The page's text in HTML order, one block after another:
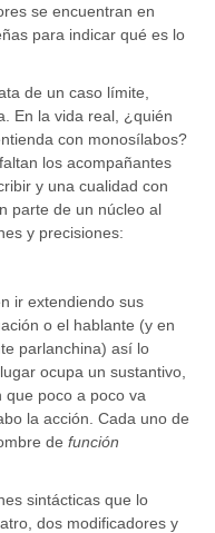
se encuentran en
para indicar qué es lo
de un caso límite,
En la vida real, ¿quién
con monosílabos?
los acompañantes
y una cualidad con
parte de un núcleo al
y precisiones:
ir extendiendo sus
o el hablante (y en
parlanchina) así lo
ocupa un sustantivo,
que poco a poco va
la acción. Cada uno de
defunción
sintácticas que lo
dos modificadores y